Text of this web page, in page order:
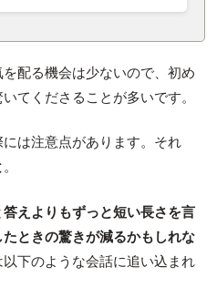
配る機会は少ないので、初め
てくださることが多いです。
は注意点があります。それ
。
答えよりもずっと短い長さを言
ときの驚きが減るかもしれな
下のような会話に追い込まれ